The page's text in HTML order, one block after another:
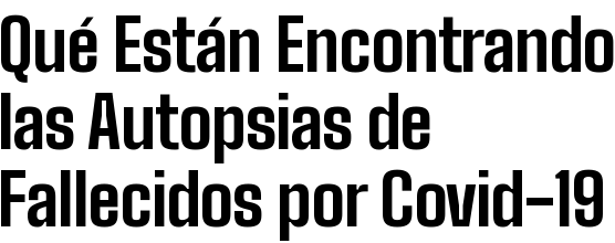
Qué Están Encontrando
las Autopsias de
Fallecidos por Covid-19